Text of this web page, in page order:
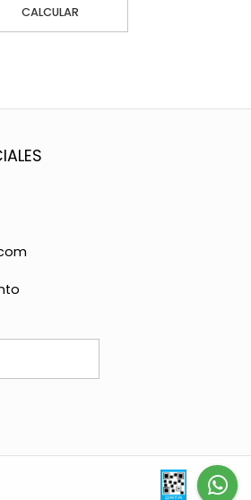
CALCULAR